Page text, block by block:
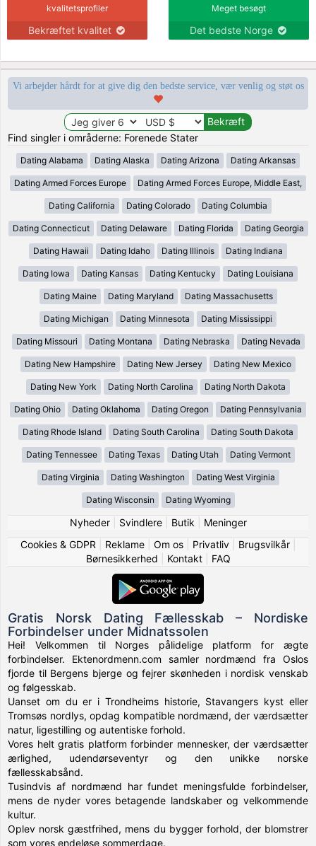
kvalitetsprofiler
Bekræftet kvalitet
Meget besøgt
Det bedste Norge
Vi arbejder hårdt for at give dig den bedste service, vær venlig og støt os
Find singler i områderne: Forenede Stater
Dating Alabama Dating Alaska Dating Arizona Dating Arkansas
Dating Armed Forces Europe Dating Armed Forces Europe, Middle East,
Dating California Dating Colorado Dating Columbia
Dating Connecticut Dating Delaware Dating Florida Dating Georgia
Dating Hawaii Dating Idaho Dating Illinois Dating Indiana
Dating Iowa Dating Kansas Dating Kentucky Dating Louisiana
Dating Maine Dating Maryland Dating Massachusetts
Dating Michigan Dating Minnesota Dating Mississippi
Dating Missouri Dating Montana Dating Nebraska Dating Nevada
Dating New Hampshire Dating New Jersey Dating New Mexico
Dating New York Dating North Carolina Dating North Dakota
Dating Ohio Dating Oklahoma Dating Oregon Dating Pennsylvania
Dating Rhode Island Dating South Carolina Dating South Dakota
Dating Tennessee Dating Texas Dating Utah Dating Vermont
Dating Virginia Dating Washington Dating West Virginia
Dating Wisconsin Dating Wyoming
Nyheder| Svindlere| Butik
Meninger
Cookies & GDPR
Reklame| Om os| Privatliv| Brugsvilkår|
Børnesikkerhed
Kontakt| FAQ
Gratis Norsk Dating Fællesskab – Nordiske
Forbindelser under Midnatssolen
Hei! Velkommen til Norges pålidelige platform for ægte
forbindelser. Ektenordmenn.com samler nordmænd fra Oslos
fjorde til Bergens bjerge og fejrer skønheden i nordisk venskab
og følgesskab.
Uanset om du er i Trondheims historie, Stavangers kyst eller
Tromsøs nordlys, opdag kompatible nordmænd, der værdsætter
natur, ligestilling og autentiske forhold.
Vores helt gratis platform forbinder mennesker, der værdsætter
ærlighed, udendørseventyr og den unikke norske
fællesskabsånd.
Tusindvis af nordmænd har fundet meningsfulde forbindelser,
mens de nyder vores betagende landskaber og velkommende
kultur.
Oplev norsk gæstfrihed, mens du bygger forhold, der blomstrer
som vores endeløse sommerdage.